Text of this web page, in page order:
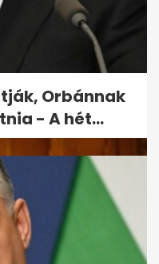
nem a
viselős, de
Orbánnak
- A hét...